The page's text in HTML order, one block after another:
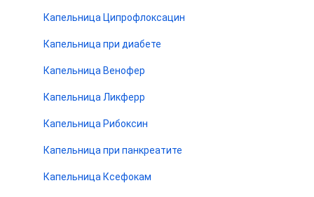
Капельница Ципрофлоксацин
Капельница при диабете
Капельница Венофер
Капельница Ликферр
Капельница Рибоксин
Капельница при панкреатите
Капельница Ксефокам